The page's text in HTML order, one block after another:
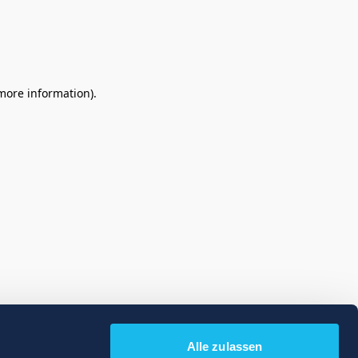
Alle zulassen
information).